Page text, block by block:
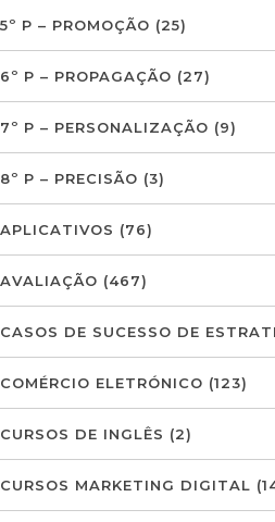
5º P – PROMOÇÃO (25)
6º P – PROPAGAÇÃO (27)
7º P – PERSONALIZAÇÃO (9)
8º P – PRECISÃO (3)
APLICATIVOS (76)
AVALIAÇÃO (467)
CASOS DE SUCESSO DE
COMÉRCIO ELETRÓNICO (123)
CURSOS DE INGLÊS (2)
CURSOS MARKETING DIGITAL